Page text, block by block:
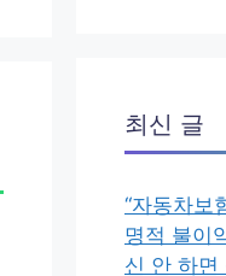
최신 글
“자동차보
명적 불이
신 안 하면